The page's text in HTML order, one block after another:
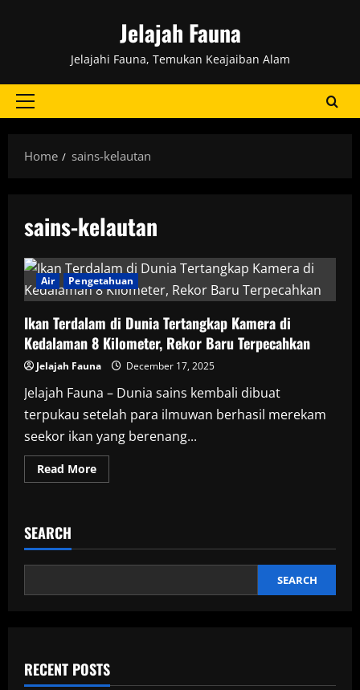
Jelajah Fauna
Jelajahi Fauna, Temukan Keajaiban Alam
Primary
Home
sains-kelautan
sains-kelautan
Air Pengetahuan
Ikan Terdalam di Dunia Tertangkap Kamera di
Kedalaman 8 Kilometer, Rekor Baru Terpecahkan
Jelajah Fauna December 17, 2025
Jelajah Fauna – Dunia sains kembali dibuat
terpukau setelah para ilmuwan berhasil merekam
seekor ikan yang berenang...
Read MoreRead
more
Tertangkap
di
8
SEARCH
SEARCH
RECENT POSTS